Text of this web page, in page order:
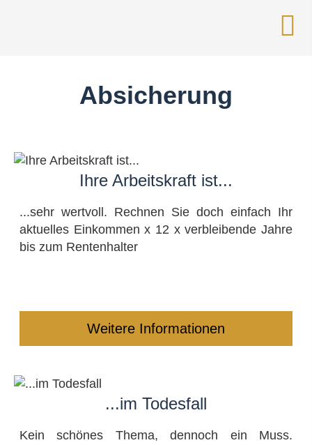
Absicherung
Ihre Arbeitskraft ist...
...sehr wertvoll. Rechnen Sie doch einfach Ihr
aktuelles Einkommen x 12 x verbleibende Jahre
bis zum Rentenhalter
Weitere Informationen
...im Todesfall
Kein schönes Thema, dennoch ein Muss.